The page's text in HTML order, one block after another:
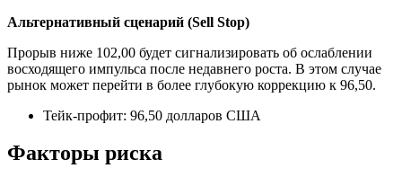
Альтернативный сценарий (Sell Stop)
Прорыв ниже 102,00 будет сигнализировать об ослаблении
восходящего импульса после недавнего роста. В этом случае
рынок может перейти в более глубокую коррекцию к 96,50.
Тейк-профит: 96,50 долларов США
Факторы риска